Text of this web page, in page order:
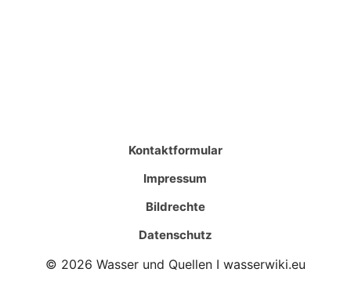
Kontaktformular
Impressum
Bildrechte
Datenschutz
© 2026 Wasser und Quellen I wasserwiki.eu